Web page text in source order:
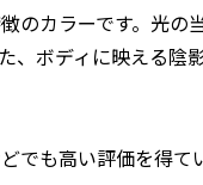
のカラーです。光の
、ボディに映える陰
でも高い評価を得て